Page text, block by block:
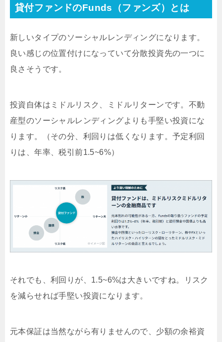
貸付ファンドのFunds（ファンズ）とは
新しいタイプのソーシャルレンディングになります。
良い感じの位置付けになっていて分散投資先の一つに
良さそうです。
投資自体はミドルリスク、ミドルリターンです。不動
産型のソーシャルレンディングよりも手堅い投資にな
ります。（その分、利回りは低くなります。予定利回
りは、年率、税引前1.5~6%）
それでも、利回りが、1.5~6%は大きいですね。リスク
を減らせれば手堅い投資になります。
元本保証は当然ながら有りませんので、少額の余裕資